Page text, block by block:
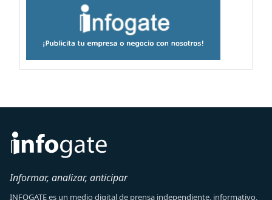
Informar, analizar, anticipar
INFOGATE es un medio digital de prensa independiente, informativo,